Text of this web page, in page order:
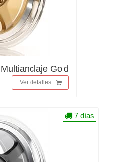
Gold
Ver detalles
7 días